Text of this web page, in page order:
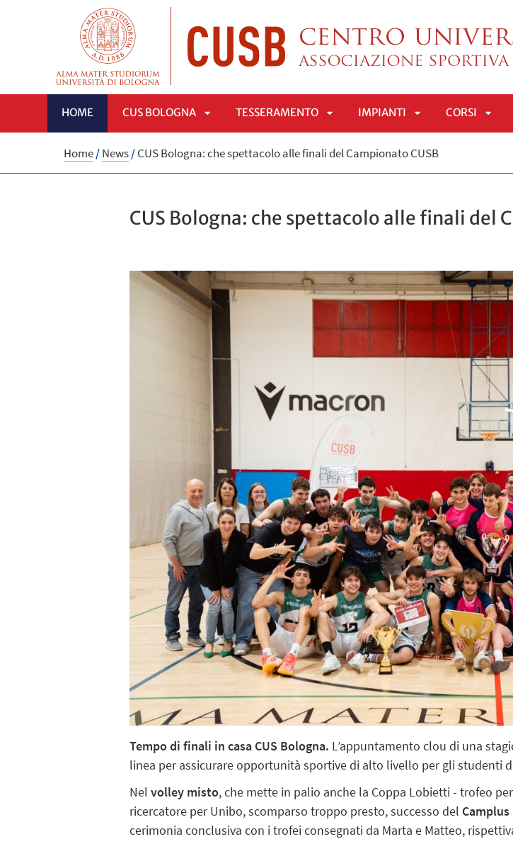
HOME CUS BOLOGNA
APRI
TESSERAMENTO
APRI
IMPIANTI
APRI
CORSI
Home/News/CUS Bologna: che spettacolo alle finali del Campionato CUSB
CUS Bologna: che spettacolo alle finali del
Tempo di finali in casa CUS Bologna. L’appuntamento clou di una
linea per assicurare opportunità sportive di alto livello per gli studenti
Nelvolley misto, che mette in palio anche la Coppa Lobietti - trofeo
ricercatore per Unibo, scomparso troppo presto, successo del
cerimonia conclusiva con i trofei consegnati da Marta e Matteo,